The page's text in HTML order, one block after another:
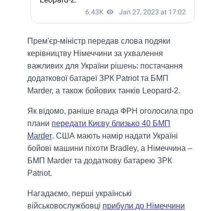
Прем'єр-міністр передав слова подяки
керівництву Німеччини за ухвалення
важливих для України рішень: постачання
додаткової батареї ЗРК Patriot та БМП
Marder, а також бойових танків Leopard-2.
Як відомо, раніше влада ФРН оголосила про
плани передати Києву близько 40 БМП
Marder. США мають намір надати Україні
бойові машини піхоти Bradley, а Німеччина –
БМП Marder та додаткову батарею ЗРК
Patriot.
Нагадаємо, перші українські
військовослужбовці прибули до Німеччини